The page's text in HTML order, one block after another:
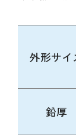
外形サイ
鉛厚